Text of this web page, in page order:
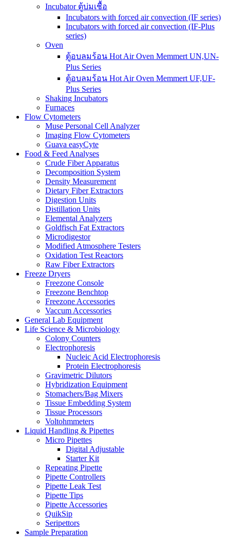
Incubator ตู้บ่มเชื้อ
Incubators with forced air convection (IF series)
Incubators with forced air convection (IF-Plus
series)
Oven
ตู้อบลมร้อน Hot Air Oven Memmert UN,UN-
Plus Series
ตู้อบลมร้อน Hot Air Oven Memmert UF,UF-
Plus Series
Shaking Incubators
Furnaces
Flow Cytometers
Muse Personal Cell Analyzer
Imaging Flow Cytometers
Guava easyCyte
Food & Feed Analyses
Crude Fiber Apparatus
Decomposition System
Density Measurement
Dietary Fiber Extractors
Digestion Units
Distillation Units
Elemental Analyzers
Goldfisch Fat Extractors
Microdigestor
Modified Atmosphere Testers
Oxidation Test Reactors
Raw Fiber Extractors
Freeze Dryers
Freezone Console
Freezone Benchtop
Freezone Accessories
Vaccum Accessories
General Lab Equipment
Life Science & Microbiology
Colony Counters
Electrophoresis
Nucleic Acid Electrophoresis
Protein Electrophoresis
Gravimetric Dilutors
Hybridization Equipment
Stomachers/Bag Mixers
Tissue Embedding System
Tissue Processors
Voltohmmeters
Liquid Handling & Pipettes
Micro Pipettes
Digital Adjustable
Starter Kit
Repeating Pipette
Pipette Controllers
Pipette Leak Test
Pipette Tips
Pipette Accessories
QuikSip
Seripettors
Sample Preparation